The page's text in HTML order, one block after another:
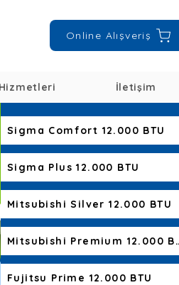
Online Alışveriş
İletişim
Sigma Comfort 12.000 BTU
Sigma Plus 12.000 BTU
Mitsubishi Silver 12.000 BTU
Fujitsu Prime 12.000 BTU